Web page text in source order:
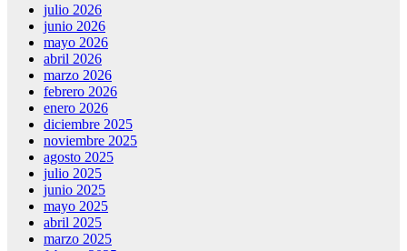
julio 2026
junio 2026
mayo 2026
abril 2026
marzo 2026
febrero 2026
enero 2026
diciembre 2025
noviembre 2025
agosto 2025
julio 2025
junio 2025
mayo 2025
abril 2025
marzo 2025